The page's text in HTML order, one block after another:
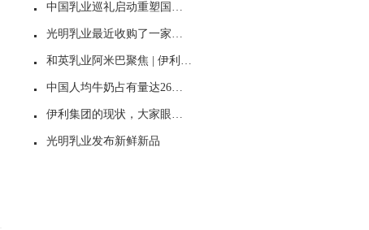
中国乳业巡礼启动重塑国产乳制品信心
光明乳业最近收购了一家益民一厂，牛奶和冰淇淋融合出新
和英乳业阿米巴聚焦 | 伊利、蒙牛…都在发力，这类酸奶将大爆发！
中国人均牛奶占有量达26公斤
伊利集团的现状，大家眼中的伊利是怎样的企业
光明乳业发布新鲜新品